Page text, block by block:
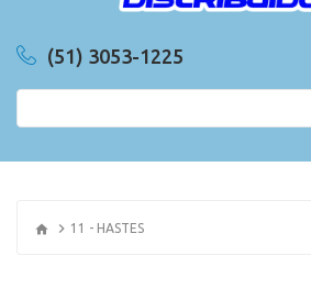
(51) 3053-1225
11 - HASTES